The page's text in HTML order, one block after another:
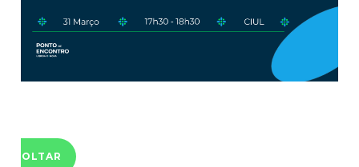
VOLTAR